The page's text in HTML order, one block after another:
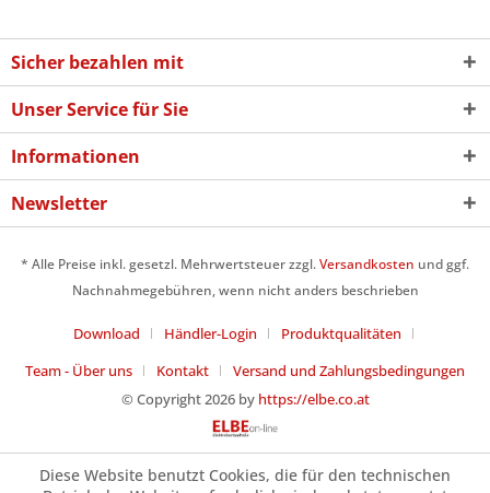
Sicher bezahlen mit
Unser Service für Sie
Informationen
Newsletter
* Alle Preise inkl. gesetzl. Mehrwertsteuer zzgl.Versandkosten und ggf.
Nachnahmegebühren, wenn nicht anders beschrieben
Download Händler-Login
Produktqualitäten
Team - Über uns
Kontakt
Versand und Zahlungsbedingungen
© Copyright 2026 by https://elbe.co.at
Diese Website benutzt Cookies, die für den technischen